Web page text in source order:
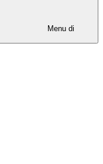
Menu di